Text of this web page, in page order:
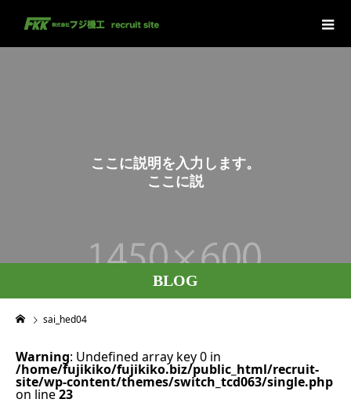
BLOG
こ こに説明 を入力 し ます。
こ に説明を
sai_hed04
Warning: Undefined array key 0 in
/home/fujikiko/fujikiko.biz/public_html/recruit-
site/wp-content/themes/switch_tcd063/single.php
on line23